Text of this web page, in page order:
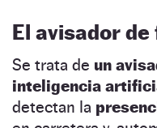
El avisador
Se trata de un
inteligencia
detectan la